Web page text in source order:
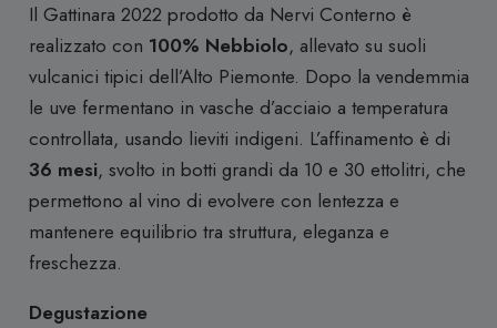
Il Gattinara 2022 prodotto da Nervi Conterno è
realizzato con 100% Nebbiolo, allevato su suoli
vulcanici tipici dell’Alto Piemonte. Dopo la vendemmia
le uve fermentano in vasche d’acciaio a temperatura
controllata, usando lieviti indigeni. L’affinamento è di
36 mesi, svolto in botti grandi da 10 e 30 ettolitri, che
permettono al vino di evolvere con lentezza e
mantenere equilibrio tra struttura, eleganza e
freschezza.
Degustazione